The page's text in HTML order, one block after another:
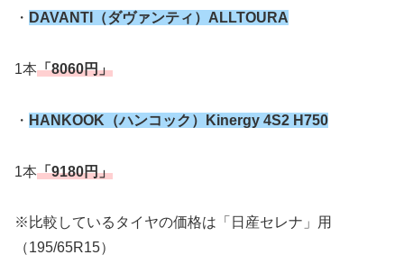
・ DAVANTI（ダヴァンティ）ALLTOURA
1本「8060円」
・ HANKOOK（ハンコック）Kinergy 4S2 H750
1本「9180円」
※比較しているタイヤの価格は「日産セレナ」用
（195/65R15）